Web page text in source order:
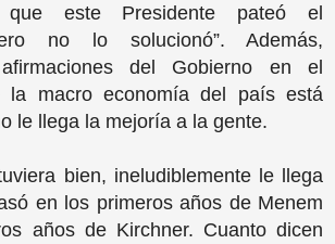
que este Presidente pateó el
no lo solucionó”. Además,
del Gobierno en el
la macro economía del país está
le llega la mejoría a la gente.
bien, ineludiblemente le llega
en los primeros años de Menem
años de Kirchner. Cuanto dicen